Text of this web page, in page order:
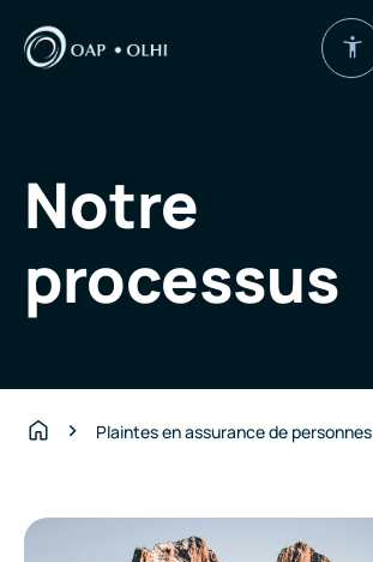
Notre
processus
Plaintes en assurance de personnes